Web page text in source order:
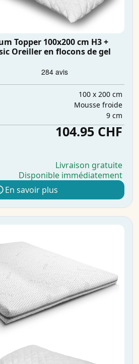
Topper 100x200 cm H3 +
Oreiller en flocons de gel
100 x 200 cm
Mousse froide
9 cm
104.95 CHF
Livraison gratuite
Disponible immédiatement
En savoir plus